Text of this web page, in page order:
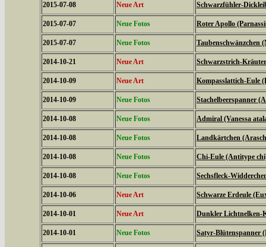
2015-07-08 Neue Art Schwarzfühler-
2015-07-07 Neue Fotos Roter Apollo
2015-07-07 Neue Fotos Taubenschwänzchen
2014-10-21 Neue Art Schwarzstrich-
2014-10-09 Neue Art Kompasslattich-Eule
2014-10-09 Neue Fotos Stachelbeerspanner
2014-10-08 Neue Fotos Admiral (Vanessa
2014-10-08 Neue Fotos Landkärtchen
2014-10-08 Neue Fotos Chi-Eule (Antitype
2014-10-08 Neue Fotos Sechsfleck-
2014-10-06 Neue Art Schwarze Erdeule
2014-10-01 Neue Art Dunkler Lichtnelken-
2014-10-01 Neue Fotos Satyr-Blütenspanner